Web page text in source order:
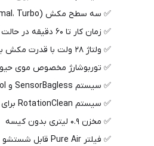
✅ سه سطح مکش (Eco، Normal، Turbo)
✅ زمان کار تا ۶۰ دقیقه در حالت Eco
✅ ولتاژ ۲۸ ولت با قدرت مکش بالا
✅ توربوشارژ مخصوص موی
✅ سیستم SensorBagless و SmartSensor Control با هشدار LED
✅ سیستم RotationClean برای تخلیه آسان مخزن
✅ مخزن ۰.۹ لیتری بدون کیسه
✅ فیلتر Pure Air قابل شستشو